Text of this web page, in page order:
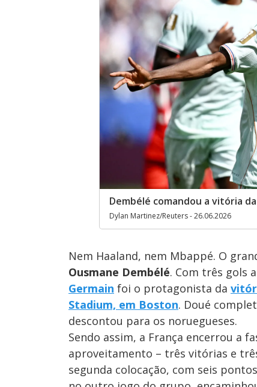
Dembélé comandou a vitória
Dylan Martinez/Reuters - 26.06.2026
Nem Haaland, nem Mbappé. O
Ousmane Dembélé. Com três gols
Germain foi o protagonista da
Stadium, em Boston. Doué
descontou para os noruegueses.
Sendo assim, a França encerrou a
aproveitamento – três vitórias e
segunda colocação, com seis